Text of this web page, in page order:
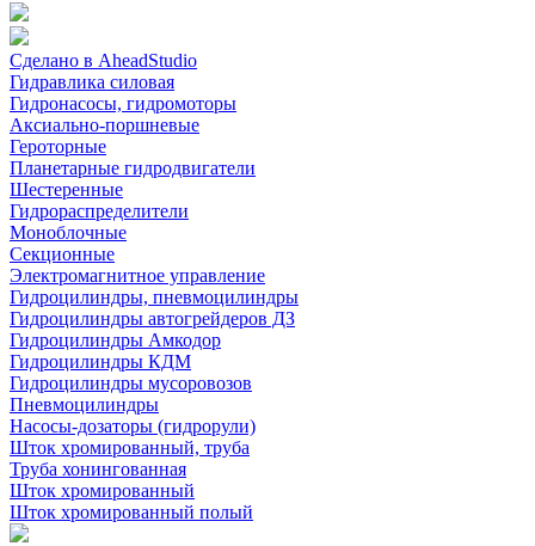
Сделано в AheadStudio
Гидравлика силовая
Гидронасосы, гидромоторы
Аксиально-поршневые
Героторные
Планетарные гидродвигатели
Шестеренные
Гидрораспределители
Моноблочные
Секционные
Электромагнитное управление
Гидроцилиндры, пневмоцилиндры
Гидроцилиндры автогрейдеров ДЗ
Гидроцилиндры Амкодор
Гидроцилиндры КДМ
Гидроцилиндры мусоровозов
Пневмоцилиндры
Насосы-дозаторы (гидрорули)
Шток хромированный, труба
Труба хонингованная
Шток хромированный
Шток хромированный полый